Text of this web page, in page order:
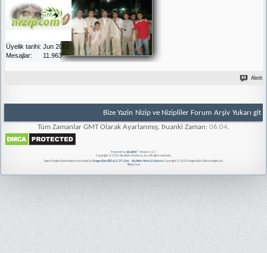
Üyelik tarihi Jun 2001
Mesajlar
11.963
Alıntı
Bize Yazin Nizip ve Nizipliler Forum Arşiv Yukarı git
Tüm Zamanlar GMT Olarak Ayarlanmış. Þuanki Zaman: 06:04.
Powered by vBulletin® Version 4.2.5
Copyright © 2026 vBulletin Solutions, Inc. All rights reserved.
Search Engine Optimisation provided by DragonByte SEO v2.0.39 (Lite)- vBulletin Mods & AddonsCopyright © 2026 DragonByte Technologies Ltd.
Nizip.Com